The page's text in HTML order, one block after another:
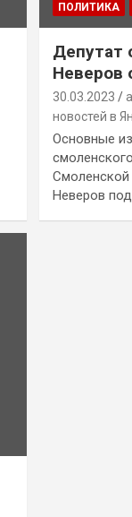
ПОЛИТИКА
Депутат
Неверов
30.03.2023
новостей в
Основные
Смоленской
Неверов